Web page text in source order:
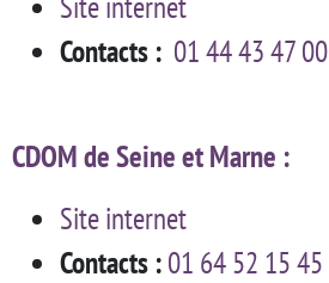
Contacts : 01 44 43 47 00
CDOM de Seine et Marne :
Site internet
Contacts :01 64 52 15 45